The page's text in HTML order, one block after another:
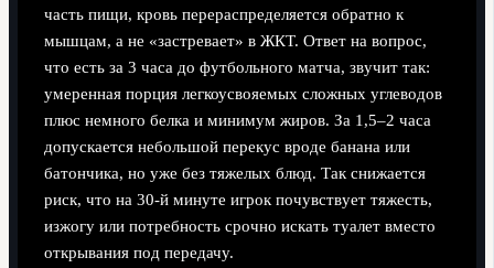
часть пищи, кровь перераспределяется обратно к
мышцам, а не «застревает» в ЖКТ. Ответ на вопрос,
что есть за 3 часа до футбольного матча, звучит так:
умеренная порция легкоусвояемых сложных углеводов
плюс немного белка и минимум жиров. За 1,5–2 часа
допускается небольшой перекус вроде банана или
батончика, но уже без тяжелых блюд. Так снижается
риск, что на 30‑й минуте игрок почувствует тяжесть,
изжогу или потребность срочно искать туалет вместо
открывания под передачу.